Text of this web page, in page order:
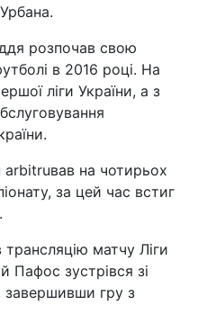
розпочав свою
в 2016 році. На
ліги України, а з
на чотирьох
за цей час встиг
матчу Ліги
Пафос зустрівся зі
гру з